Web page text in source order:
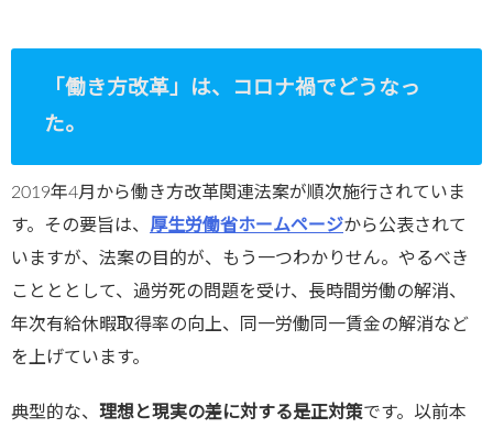
komiya.com
/public_htm
l/wp-
content/plu
on line2897
「働き方改革」は、 コロナ禍で どうなっ
た。
2019年4月から働き方改革関連法案が順次施行されていま
す。その要旨は、 厚生労働省ホームページから公表されて
いますが、法案の目的が、もう一つわかりせん。やるべき
ことととして、過労死の問題を受け、長時間労働の解消、
年次有給休暇取得率の向上、同一労働同一賃金の解消など
を上げています。
典型的な、 理想と現実の差に対する是正対策です。以前本